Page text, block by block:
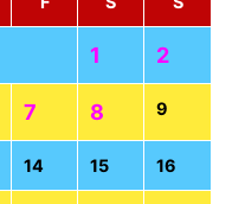
1 2
7 8 9
14 15 16